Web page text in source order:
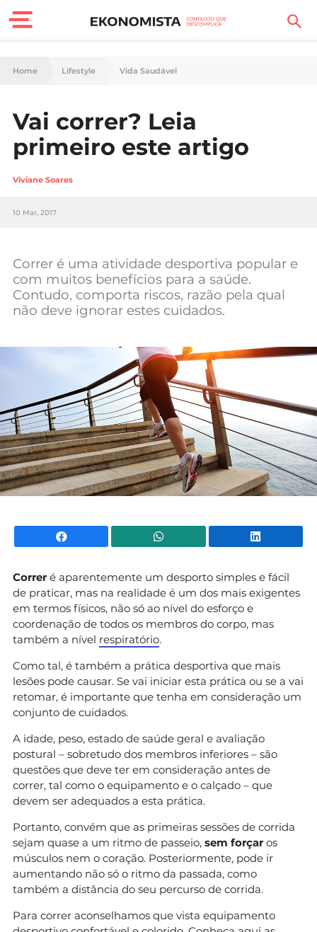
Finanças Pessoais
Carreira
Casa
Tecnologia
Negócios
Home Lifestyle Vida Saudável
Vai correr? Leia
primeiro este artigo
Viviane Soares
10 Mar, 2017
Correr é uma atividade desportiva popular e
com muitos benefícios para a saúde.
Contudo, comporta riscos, razão pela qual
não deve ignorar estes cuidados.
Facebook WhatsApp
Correr é aparentemente um desporto simples e fácil
de praticar, mas na realidade é um dos mais exigentes
em termos físicos, não só ao nível do esforço e
coordenação de todos os membros do corpo, mas
também a nível respiratório.
Como tal, é também a prática desportiva que mais
lesões pode causar. Se vai iniciar esta prática ou se a vai
retomar, é importante que tenha em consideração um
conjunto de cuidados.
A idade, peso, estado de saúde geral e avaliação
postural – sobretudo dos membros inferiores – são
questões que deve ter em consideração antes de
correr, tal como o equipamento e o calçado – que
devem ser adequados a esta prática.
Portanto, convém que as primeiras sessões de corrida
sejam quase a um ritmo de passeio, sem forçar os
músculos nem o coração. Posteriormente, pode ir
aumentando não só o ritmo da passada, como
também a distância do seu percurso de corrida.
Para correr aconselhamos que vista equipamento